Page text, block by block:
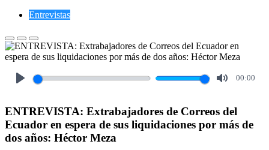
Entrevistas
00:00
ENTREVISTA: Extrabajadores de Correos del
Ecuador en espera de sus liquidaciones por más de
dos años: Héctor Meza